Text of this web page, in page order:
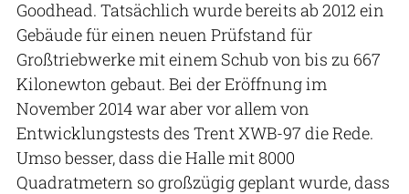
Goodhead. Tatsächlich wurde bereits ab 2012 ein
Gebäude für einen neuen Prüfstand für
Großtriebwerke mit einem Schub von bis zu 667
Kilonewton gebaut. Bei der Eröffnung im
November 2014 war aber vor allem von
Entwicklungstests des Trent XWB-97 die Rede.
Umso besser, dass die Halle mit 8000
Quadratmetern so großzügig geplant wurde, dass